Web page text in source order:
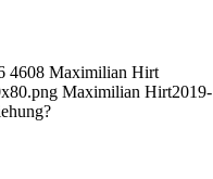
4608 Maximilian Hirt
Maximilian Hirt2019-